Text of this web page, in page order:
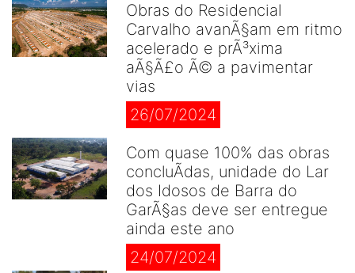
Obras do Residencial
Carvalho avanÃ§am em ritmo
acelerado e prÃ³xima
aÃ§Ã£o Ã© a pavimentar
vias
26/07/2024
Com quase 100% das obras
concluÃ­das, unidade do Lar
dos Idosos de Barra do
GarÃ§as deve ser entregue
ainda este ano
24/07/2024